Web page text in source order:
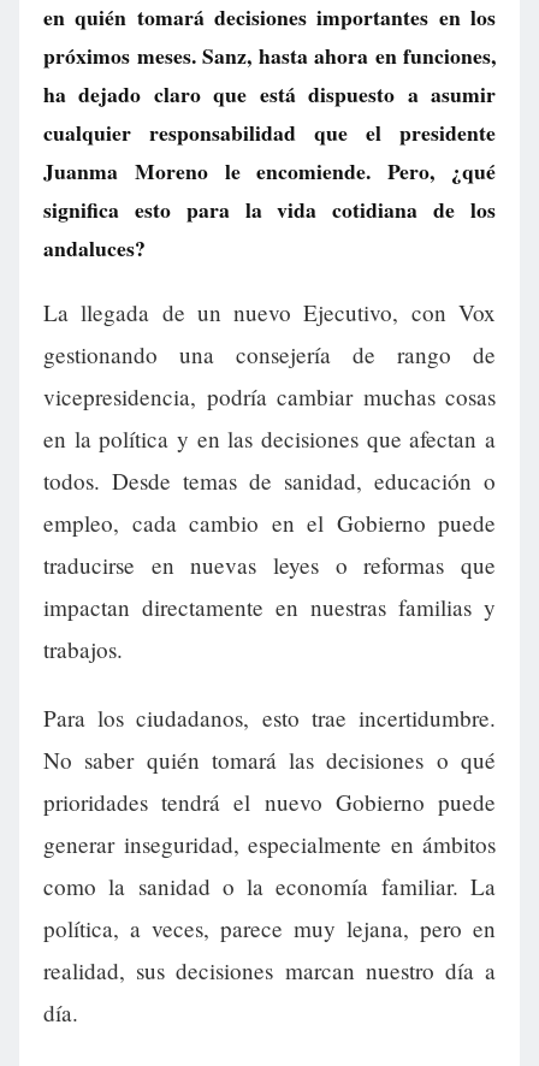
en quién tomará decisiones importantes en los
próximos meses. Sanz, hasta ahora en funciones,
ha dejado claro que está dispuesto a asumir
cualquier responsabilidad que el presidente
Juanma Moreno le encomiende. Pero, ¿qué
significa esto para la vida cotidiana de los
andaluces?
La llegada de un nuevo Ejecutivo, con Vox
gestionando una consejería de rango de
vicepresidencia, podría cambiar muchas cosas
en la política y en las decisiones que afectan a
todos. Desde temas de sanidad, educación o
empleo, cada cambio en el Gobierno puede
traducirse en nuevas leyes o reformas que
impactan directamente en nuestras familias y
trabajos.
Para los ciudadanos, esto trae incertidumbre.
No saber quién tomará las decisiones o qué
prioridades tendrá el nuevo Gobierno puede
generar inseguridad, especialmente en ámbitos
como la sanidad o la economía familiar. La
política, a veces, parece muy lejana, pero en
realidad, sus decisiones marcan nuestro día a
día.